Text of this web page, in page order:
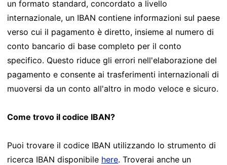
un formato standard, concordato a livello
internazionale, un IBAN contiene informazioni sul paese
verso cui il pagamento è diretto, insieme al numero di
conto bancario di base completo per il conto
specifico. Questo riduce gli errori nell'elaborazione del
pagamento e consente ai trasferimenti internazionali di
muoversi da un conto all'altro in modo veloce e sicuro.
Come trovo il codice IBAN?
Puoi trovare il codice IBAN utilizzando lo strumento di
ricerca IBAN disponibile here. Troverai anche un